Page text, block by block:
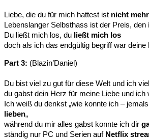
Liebe, die du für mich hattest ist nicht
Lebenslanger Selbsthass ist der Preis, den
Du ließt mich los, du ließt mich los
doch als ich das endgültig begriff war deine
Part 3: (Blazin’Daniel)
Du bist viel zu gut für diese Welt und ich
du gabst dein Herz für meine Liebe und ich
Ich weiß du denkst „wie konnte ich –
lieben„
während du mir alles gabst konnte ich dir
ständig nur PC und Serien auf Netflix